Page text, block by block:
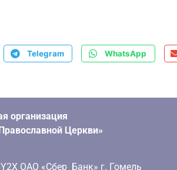
Telegram WhatsApp
организация
Церкви»
ОАО «Сбер Банк» г. Гомель